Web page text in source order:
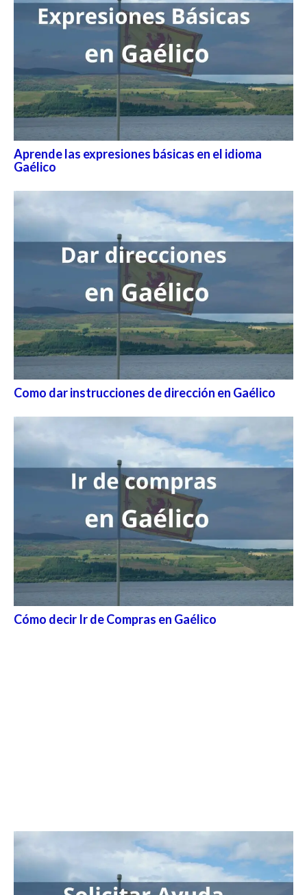
Aprende las expresiones básicas en el idioma
Gaélico
Como dar instrucciones de dirección en Gaélico
Cómo decir Ir de Compras en Gaélico